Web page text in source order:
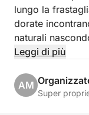
lungo la
dorate
naturali
viaggio
scoprire Cipro
Leggi di più
AM
Super